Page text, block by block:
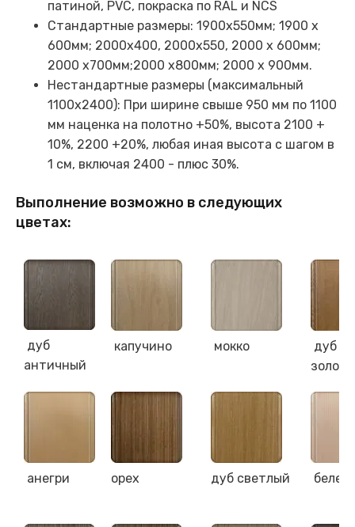
патиной, PVC, покраска по RAL и NCS
Стандартные размеры: 1900х550мм; 1900 х
600мм; 2000х400, 2000х550, 2000 х 600мм;
2000 х700мм;2000 х800мм; 2000 х 900мм.
Нестандартные размеры (максимальный
1100х2400): При ширине свыше 950 мм по 1100
мм наценка на полотно +50%, высота 2100 +
10%, 2200 +20%, любая иная высота с шагом в
1 см, включая 2400 - плюс 30%.
Выполнение возможно в следующих
цветах:
дуб
античный
капучино мокко
дуб
анегри орех дуб светлый